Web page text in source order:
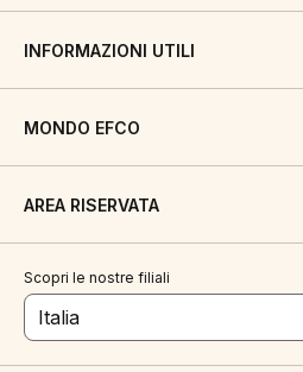
INFORMAZIONI UTILI
MONDO EFCO
AREA RISERVATA
Scopri le nostre filiali
Italia